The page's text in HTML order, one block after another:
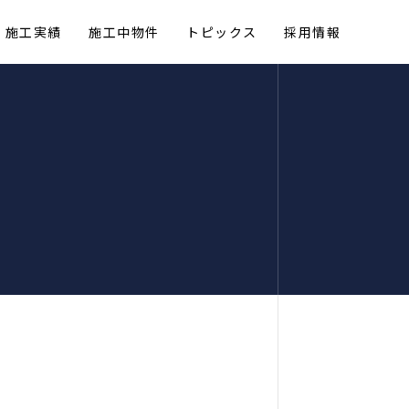
施工実績 施工中物件 トピックス 採用情報